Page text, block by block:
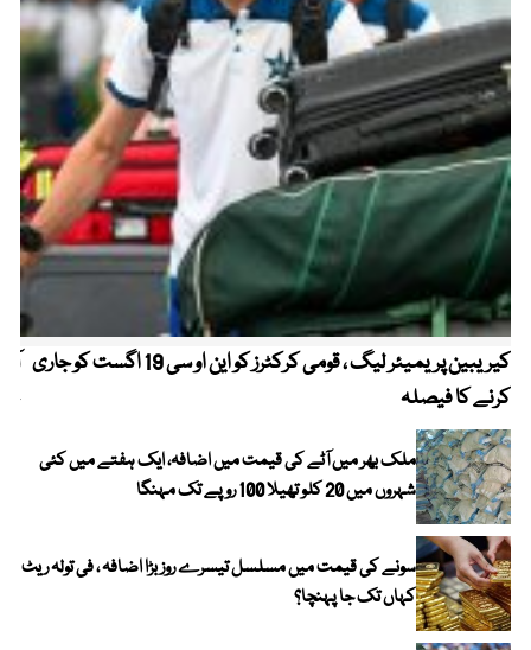
کیریبین پریمیئر لیگ ، قومی کرکٹرز کو این او سی 19 اگست کو جاری
کرنے کا فیصلہ
ملک بھر میں آٹے کی قیمت میں اضافہ، ایک ہفتے میں کئی
شہروں میں 20 کلو تھیلا 100 روپے تک مہنگا
سونے کی قیمت میں مسلسل تیسرے روز بڑا اضافہ ، فی تولہ ریٹ
کہاں تک جا پہنچا؟